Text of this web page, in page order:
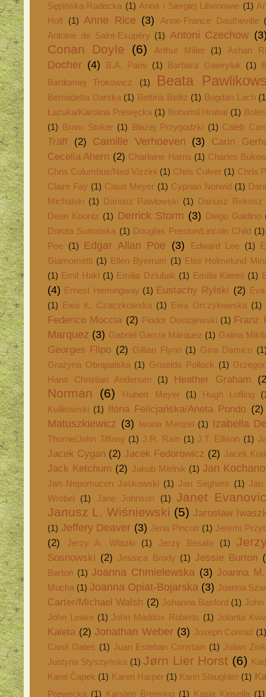
Sępińska-Radecka (1) Anna i Siergiej Litwinowie (1)
Holt
(1) Anne Rice (3) Anne-France Dautheville
Antoine de Saint-Exupéry (1) Antoni Czechow
Conan Doyle (6) Arthur Miller (1) Ashan
Docher (4) B.A. Paris (1) Barbara Gawryluk (1)
Bartłomiej Trokowicz
(1) Beata
Bernadetta Darska (1) Bettina Belitz (1) Bogdan Lach
Łazuka/Karolina Prewęcka (1) Bohumil Hrabal (1)
(1)
Bram Stoker (1) Błażej Przygodzki (1) Caleb Carr
Träff (2) Camille Verhoeven (3)
Carin
Cecelia Ahern (2) Charlaine Harris (1) Charles
Chris Columbus/Ned Vizzini (1) Chris Culver (1) Chris
Claire Faÿ (1) Claus Meyer (1) Cyprian Norwid (1)
Michalski (1) Dariusz Pawłowski (1)
Dariusz Rekosz
Dean Koontz (1) Derrick Storm (3) Diego Galdino
Dorota Sumińska (1) Douglas Preston/Lincoln Child (1)
Poe
(1) Edgar Allan Poe (3) Edward Lee (1)
Giamometti (1) Ellen Byerrum (1)
Else Holmelund
(1) Emil Hakl (1) Emilia Dziubak (1) Emilia Kiereś (1)
(4) Ernest Hemingway (1) Eustachy Rylski (2)
(1)
Ewa K. Czaczkowska (1) Ewa Orczykowska (1)
Federico Moccia (2) Fiodor Dostojewski (1) Franz
Marquez (3) Gabriel García Márquez (1) Galina
Georges Flipo (2) Gillian Flynn (1) Gina Damico
Grażyna Obrąpalska (1) Griselda Pollock (1)
Hans Christian Andersen
(1) Heather Graham
Norman (6) Hubert Meyer (1) Hugh Lofting
Kulikowski (1) Ilona Felicjańska/Aneta Pondo (2)
Matuszkiewicz (3) Iwona Menzel (1) Izabella
Thorne/John Tiffany (1) J.R. Rain (1) J.T. Ellison (1)
Jacek Cygan (2) Jacek Fedorowicz (2) Jacek
Jack Ketchum (2) Jakub Mielnik (1) Jan
Jan Nepomucen Jaśkowski (1) Jan Seghers (1) Jan
Wróbel
(1) Jane Johnson (1)
Janet
Janusz L. Wiśniewski (5) Jarosław
(1) Jeffery Deaver (3) Jena Pincott (1) Jeremi
(2) Jerzy A. Wlazło (1) Jerzy Besala (1)
Sosnowski (2) Jessica Brody (1) Jessie Burton
Bartoń (1) Joanna Chmielewska (3) Joanna
Mucha (1) Joanna Opiat-Bojarska (3) Joanna
Carter/Michael Walsh (2) Johanna Basford (1) John
John Leake (1) John Maddox Roberts (1) Jolanta
Kaleta (2) Jonathan Weber (3) Joseph Conrad
Carol Oates (1) Juan Esteban Constain (1) Julian
Justyna Styszyńska (1) Jørn Lier Horst (6)
Karel Čapek (1) Karen Harper (1) Karin Slaughter (1)
Prewęcka (1) Karsten Brensing (1) Kasja Kinsella (1)